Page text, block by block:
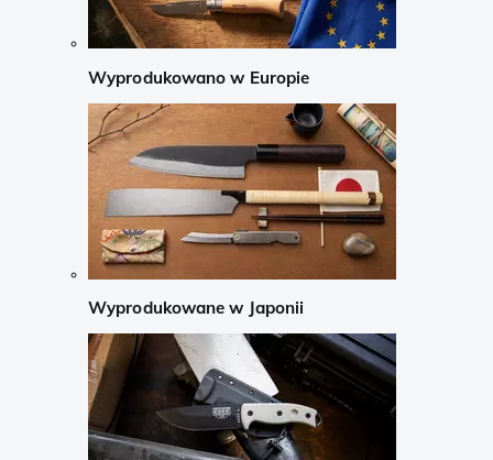
Wyprodukowano w Europie
Wyprodukowane w Japonii